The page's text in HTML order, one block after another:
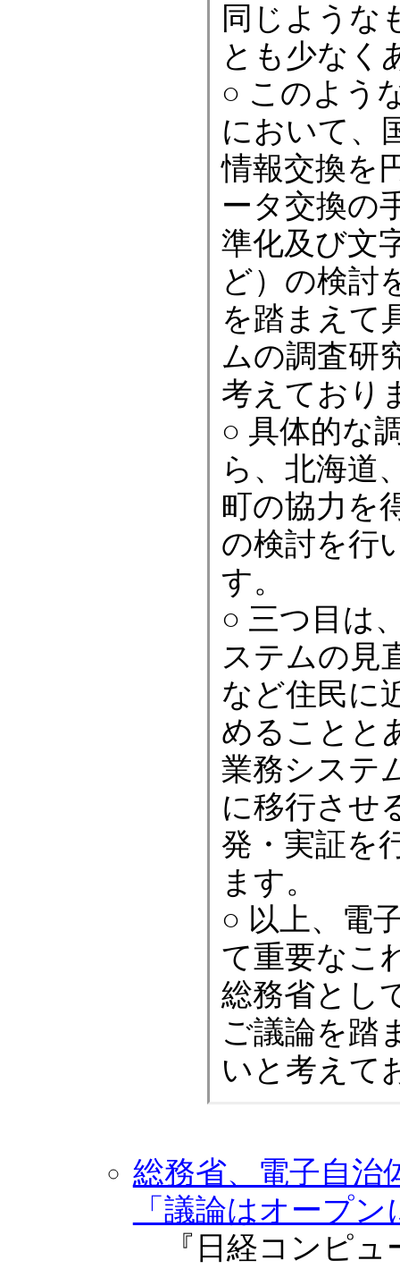
同じような
とも少なく
○ このよう
において、
情報交換を
ータ交換の
準化及び文
ど）の検討
を踏まえて
ムの調査研
考えており
○ 具体的な
ら、北海道
町の協力を
の検討を行
す。
○ 三つ目は
ステムの見
など住民に
めることと
業務システ
に移行させ
発・実証を
ます。
○ 以上、電
て重要なこ
総務省とし
ご議論を踏
いと考えて
総務省、電子自治
「議論はオープン
『日経コンピュ